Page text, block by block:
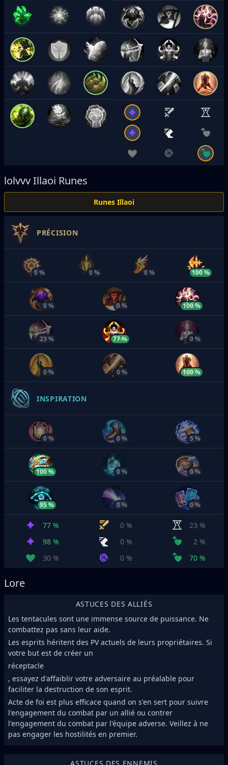
lolvvvIllaoi Runes
Runes Illaoi
PRÉCISION
0 % 0 % 0 % 100 %
0 % 0 % 100 %
23 % 77 % 0 %
0 % 0 % 100 %
INSPIRATION
0 % 0 % 5 %
100 % 0 % 0 %
95 % 0 % 0 %
77 % 0 %
23 %
98 %
0 %
2 %
30 %
0 % 70 %
Lore
ASTUCES DES ALLIÉS
Les tentacules sont une immense source de puissance. Ne
combattez pas sans leur aide.
Les esprits héritent des PV actuels de leurs propriétaires. Si
votre but est de créer un
réceptacle
, essayez d'affaiblir votre adversaire au préalable pour
faciliter la destruction de son esprit.
Acte de foi est plus efficace quand on s'en sert pour suivre
l'engagement du combat par un allié ou contrer
l'engagement du combat par l'équipe adverse. Veillez à ne
pas engager les hostilités en premier.